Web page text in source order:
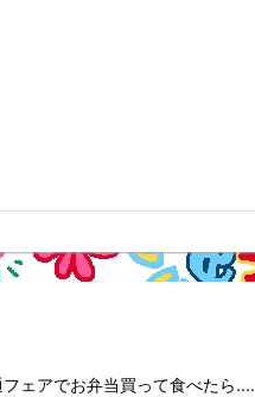
ェアでお弁当買って食べたら....